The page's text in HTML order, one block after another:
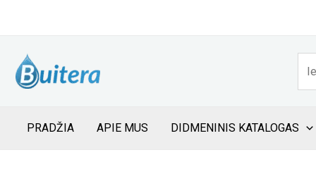
PRADŽIA APIE MUS DIDMENINIS KATALOGAS